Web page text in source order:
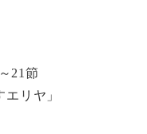
21節
リヤ」